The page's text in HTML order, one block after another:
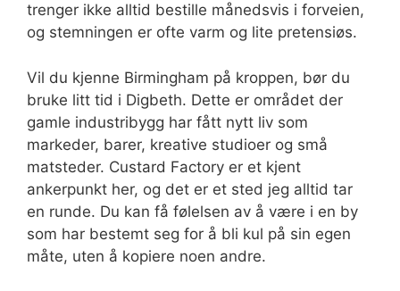
trenger ikke alltid bestille månedsvis i forveien,
og stemningen er ofte varm og lite pretensiøs.
Vil du kjenne Birmingham på kroppen, bør du
bruke litt tid i Digbeth. Dette er området der
gamle industribygg har fått nytt liv som
markeder, barer, kreative studioer og små
matsteder. Custard Factory er et kjent
ankerpunkt her, og det er et sted jeg alltid tar
en runde. Du kan få følelsen av å være i en by
som har bestemt seg for å bli kul på sin egen
måte, uten å kopiere noen andre.